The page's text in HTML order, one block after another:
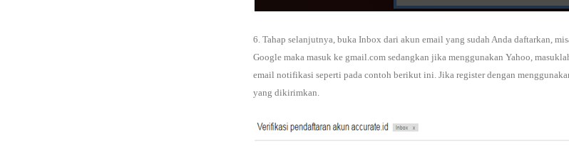
6. Tahap selanjutnya, buka Inbox dari akun email yang sudah Anda daftarkan,
Google maka masuk ke gmail.com sedangkan jika menggunakan Yahoo,
email notifikasi seperti pada contoh berikut ini. Jika register dengan
yang dikirimkan.